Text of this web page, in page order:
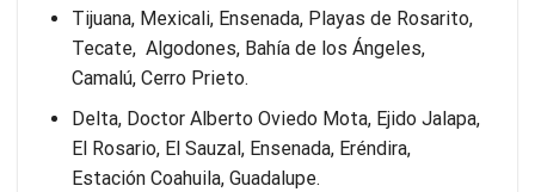
Tijuana, Mexicali, Ensenada, Playas de Rosarito,
Tecate, Algodones, Bahía de los Ángeles,
Camalú, Cerro Prieto.
Delta, Doctor Alberto Oviedo Mota, Ejido Jalapa,
El Rosario, El Sauzal, Ensenada, Eréndira,
Estación Coahuila, Guadalupe.